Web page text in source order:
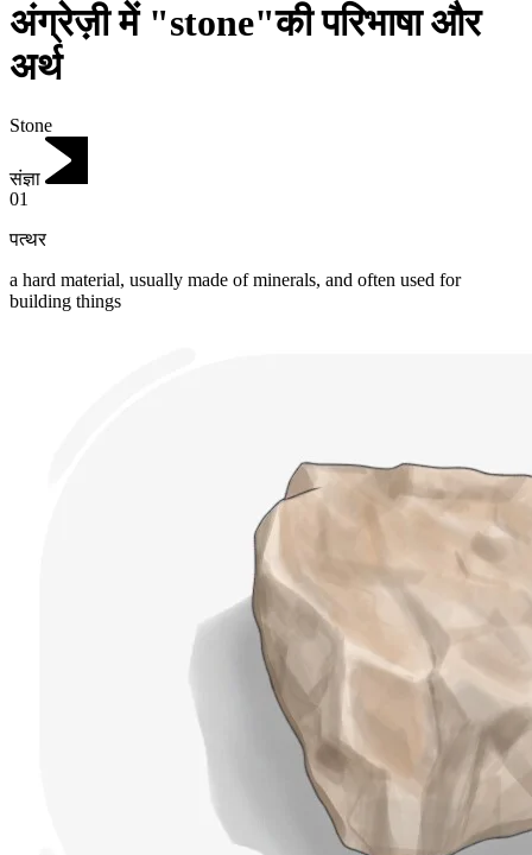
अंग्रेज़ी में "stone"की परिभाषा और
अर्थ
Stone
संज्ञा
01
पत्थर
a hard material, usually made of minerals, and often used for
building things